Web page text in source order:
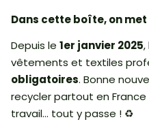
Dans cette boîte, on met
Depuis le 1er janvier 2025,
vêtements et textiles
obligatoires. Bonne
recycler partout en
travail... tout y passe ! ♻️